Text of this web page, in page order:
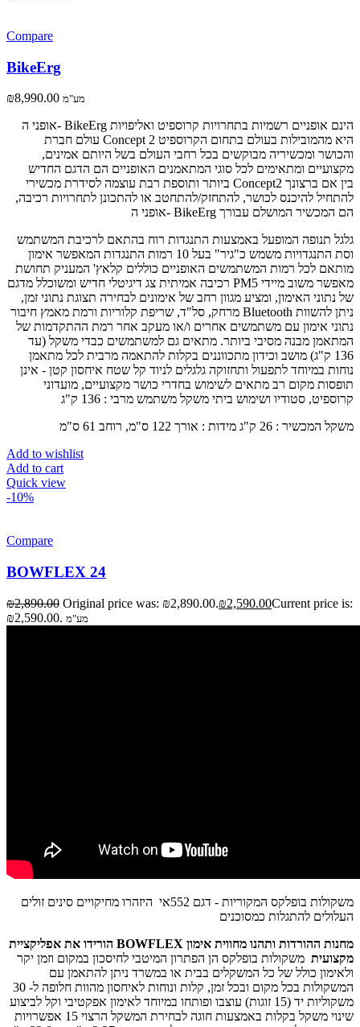
Compare
BikeErg
₪8,990.00 מע"מ
אופני ה- BikeErg הינם אופניים רשמיות בתחרויות קרוספיט ואליפויות
עולם חברת Concept 2 היא מהמובילות בעולם בתחום הקרוספיט
והכושר ומכשיריה מבוקשים בכל רחבי העולם בשל היותם אמינים,
מקצועיים ומתאימים לכל סוגי המתאמנים האופניים הם הדגם החדיש
ביותר ותוספת רבת עוצמה לסידרת מכשירי Concept2 בין אם ברצונך
להתחיל להיכנס לכושר, להתחזק/להתחטב או להתכונן לתחרויות רכיבה,
אופני ה- BikeErg הם המכשיר המושלם עבורך
גלגל תנופה המופעל באמצעות התנגדות רוח בהתאם לרכיבת המשתמש
וסת התנגדויות משמש כ"גיר" בעל 10 רמות התנגדות המאפשר אימון
מותאם לכל רמות המשתמשים האופניים כוללים קלאץ' המעניק תחושת
רכיבה אמיתית צג דיגיטלי חדיש ומשוכלל מדגם PM5 מאפשר משוב מיידי
של נתוני האימון, ומציע מגוון רחב של אימונים לבחירה תצוגת נתוני זמן,
מרחק, סל"ד, שריפת קלוריות ורמת מאמץ חיבור Bluetooth ניתן להשוות
נתוני אימון עם משתמשים אחרים ו/או מעקב אחר רמת ההתקדמות של
המתאמן מבנה מסיבי ביותר. מתאים גם למשתמשים כבדי משקל (עד
136 ק"ג) מושב וכידון מתכווננים בקלות להתאמה מרבית לכל מתאמן
נוחות במיוחד לתפעול ותחזוקה גלגלים לניוד קל שטח איחסון קטן - אינן
תופסות מקום רב מתאים לשימוש בחדרי כושר מקצועיים, מועדוני
קרוספיט, סטודיו ושימוש ביתי משקל משתמש מרבי : 136 ק"ג
משקל המכשיר : 26 ק"ג מידות : אורך 122 ס"מ, רוחב 61 ס"מ
Add to wishlist
Add to cart
Quick view
-10%
Compare
BOWFLEX 24
₪2,890.00 Original price was: ₪2,890.00.₪2,590.00Current price is:
₪2,590.00. מע"מ
משקולות בופלקס המקוריות - דגם 552אי היזהרו מחיקויים סינים זולים
העלולים להתגלות כמסוכנים
הורידו את אפליקציית BOWFLEX מחנות ההורדות ותהנו מחווית אימון
מקצועית משקולות בופלקס הן הפתרון המיטבי לחיסכון במקום וזמן יקר
ולאימון כולל של כל המשקלים בבית או במשרד ניתן להתאמן עם
המשקולות בכל מקום ובכל זמן, קלות ונוחות לאיחסון מהוות חלופה ל- 30
משקוליות יד (15 זוגות) עוצבו ופותחו במיוחד לאימון אפקטיבי וקל לביצוע
שינוי משקל בקלות באמצעות חוגה לבחירת המשקל הרצוי 15 אפשרויות